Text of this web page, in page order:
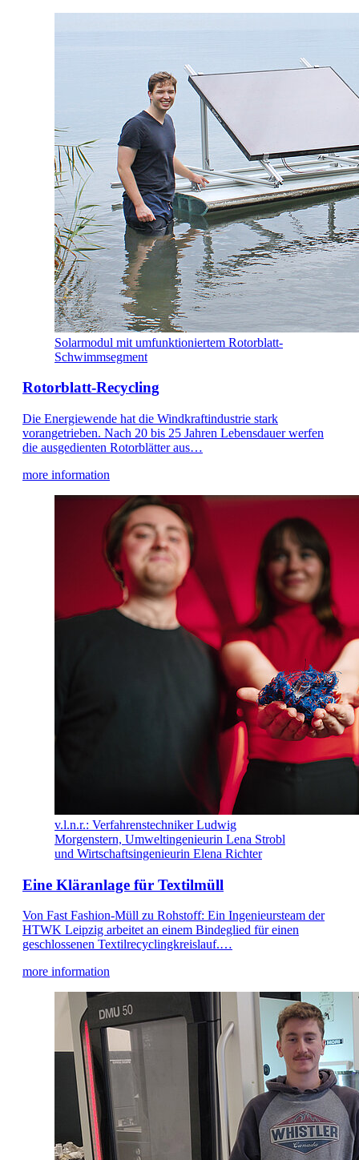
Solarmodul mit umfunktioniertem Rotorblatt-
Schwimmsegment
Rotorblatt-Recycling
Die Energiewende hat die Windkraftindustrie stark
vorangetrieben. Nach 20 bis 25 Jahren Lebensdauer werfen
die ausgedienten Rotorblätter aus…
more information
v.l.n.r.: Verfahrenstechniker Ludwig
Morgenstern, Umweltingenieurin Lena Strobl
und Wirtschaftsingenieurin Elena Richter
Eine Kläranlage für Textilmüll
Von Fast Fashion-Müll zu Rohstoff: Ein Ingenieursteam der
HTWK Leipzig arbeitet an einem Bindeglied für einen
geschlossenen Textilrecyclingkreislauf.…
more information